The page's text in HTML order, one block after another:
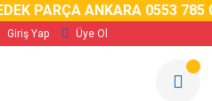
PARÇA ANKARA 0553 785 02
Giriş Yap Üye Ol